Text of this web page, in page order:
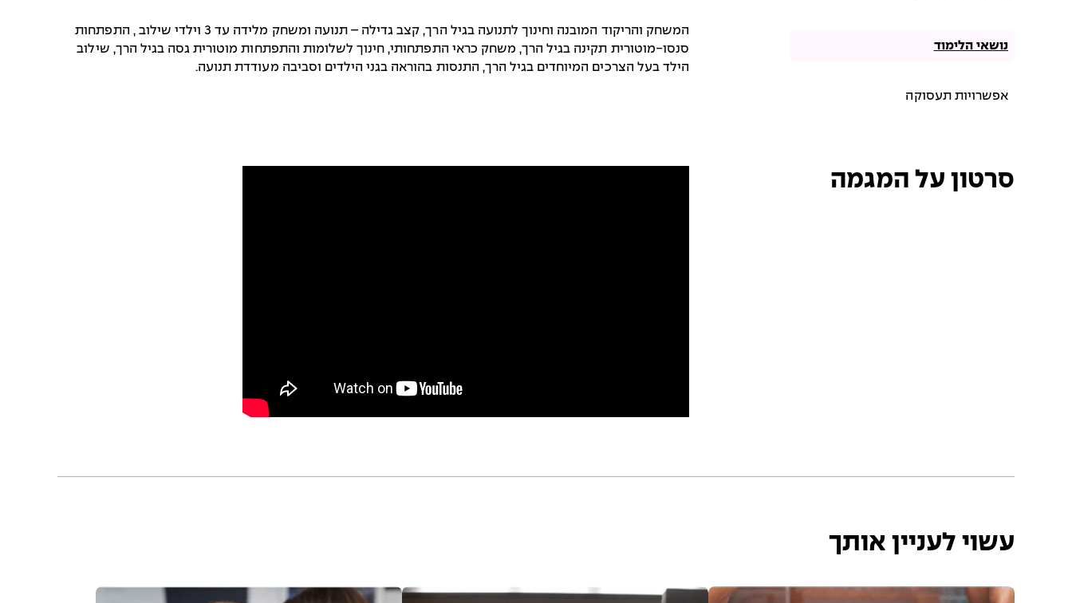
נושאי הלימוד
אפשרויות תעסוקה
המשחק והריקוד המובנה וחינוך לתנועה בגיל הרך, קצב גדילה – תנועה ומשחק מלידה עד 3 וילדי שילוב , התפתחות
סנסו-מוטורית תקינה בגיל הרך, משחק כראי התפתחותי, חינוך לשלומות והתפתחות מוטורית גסה בגיל הרך, שילוב
הילד בעל הצרכים המיוחדים בגיל הרך, התנסות בהוראה בגני הילדים וסביבה מעודדת תנועה.
סרטון על המגמה
עשוי לעניין אותך